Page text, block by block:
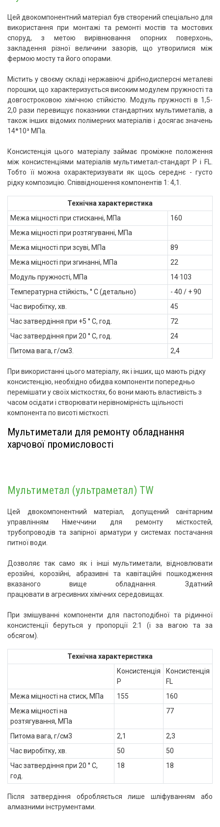
Цей двокомпонентний матеріал був створений спеціально для
використання при монтажі та ремонті мостів та мостових
споруд, з метою вирівнювання опорних поверхонь,
закладення різної величини зазорів, що утворилися між
фермою мосту та його опорами.
Містить у своєму складі нержавіючі дрібнодисперсні металеві
порошки, що характеризується високим модулем пружності та
довгостроковою хімічною стійкістю. Модуль пружності в 1,5-
2,0 рази перевищує показники стандартних мультиметалів, а
також інших відомих полімерних матеріалів і досягає значень
14*10³ МПа.
Консистенція цього матеріалу займає проміжне положення
між консистенціями матеріалів мультиметал-стандарт P і FL.
Тобто її можна охарактеризувати як щось середнє - густо
рідку композицію. Співвідношення компонентів 1: 4,1.
Технічна характеристика
Межа міцності при стисканні, МПа
160
Межа міцності при розтягуванні, МПа
Межа міцності при зсуві, МПа
89
Межа міцності при згинанні, МПа
22
Модуль пружності, МПа
14·103
Температурна стійкість, ° С (детально)
- 40 / + 90
Час виробітку, хв.
45
Час затвердіння при +5 ° С, год.
72
Час затвердіння при 20 ° С, год.
24
Питома вага, г/см3.
2,4
При використанні цього матеріалу, як і інших, що мають рідку
консистенцію, необхідно обидва компоненти попередньо
перемішати у своїх місткостях, бо вони мають властивість з
часом осідати і створювати нерівномірність щільності
компонента по висоті місткості.
Мультиметали для ремонту обладнання
харчової промисловості
Мультиметал (ультраметал) TW
Цей двокомпонентний матеріал, допущений санітарним
управлінням Німеччини для ремонту місткостей,
трубопроводів та запірної арматури у системах постачання
питної води.
Дозволяє так само як і інші мультиметали, відновлювати
ерозійні, корозійні, абразивні та кавітаційні пошкодження
вказаного вище обладнання. Здатний
працювати в агресивних хімічних середовищах.
При змішуванні компоненти для пастоподібної та рідинної
консистенції беруться у пропорції 2:1 (і за вагою та за
обсягом).
Технічна характеристика
Консистенція
P
Консистенція
FL
Межа міцності на стиск, МПа
155
160
Межа міцності на
розтягування, МПа
77
Питома вага, г/см3 2,1
2,3
Час виробітку, хв.
50
50
Час затвердіння при 20 ° С,
год.
18 18
Після затвердіння обробляється лише шліфуванням або
алмазними інструментами.